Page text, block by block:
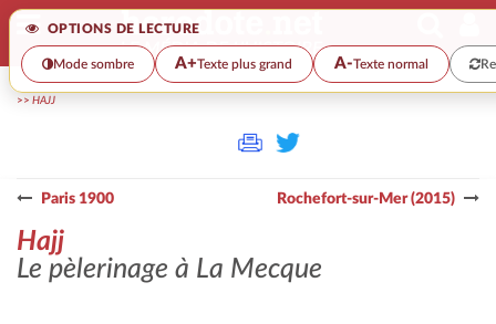
OPTIONS DE LECTURE
Mode sombre A+Texte plus grand A-Texte normal
>> HAJJ
Paris 1900 Rochefort-sur-Mer (2015)
Hajj
Le pèlerinage à La Mecque